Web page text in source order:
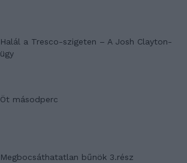
Halál a Tresco-szigeten – A Josh Clayton-
ügy
Öt másodperc
Megbocsáthatatlan bűnök 3.rész